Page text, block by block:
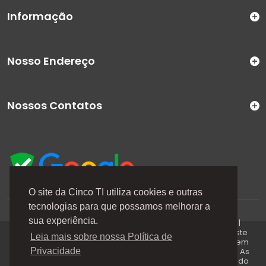
O site da Cinco TI utiliza cookies e outras
tecnologias para que possamos melhorar a
sua experiência.
Leia mais sobre nossa Política de
Privacidade
Informação
A Cinco TI (5TI) é uma marca registrada de CINCO TI
COMERCIO E SERVICOS LTDA | CNPJ: 08.307.867/0001-04 |
Todos os direitos reservados. Os preços anunciados neste
site ou via e-mails promocionais podem ser alterados sem
prévio aviso. A 5TI não é responsável por erros descritos. As
fotos contidas nessa página são meramente ilustrativas do
Nosso Endereço
Nossos Contatos